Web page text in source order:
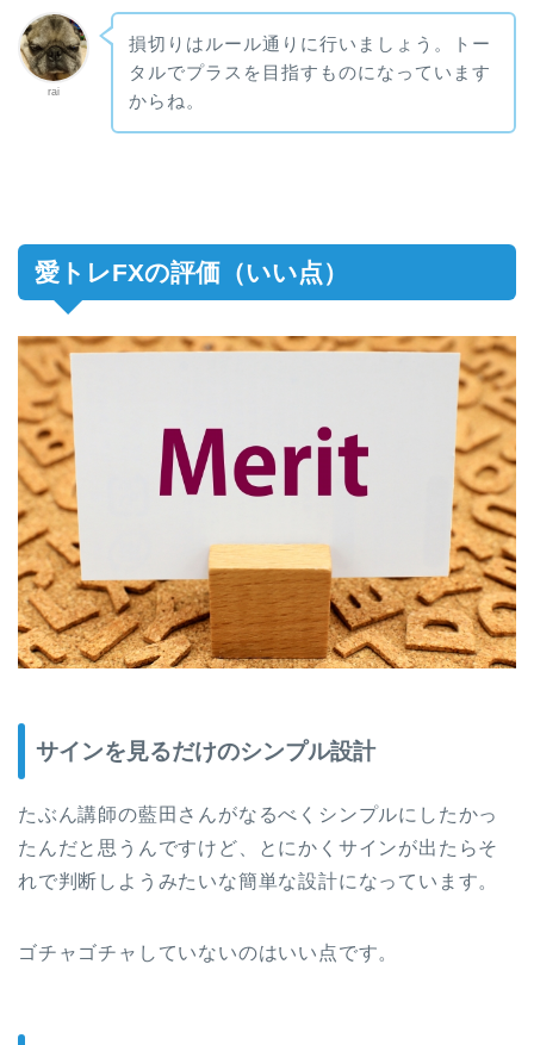
rai
損切りはルール通りに行いましょう。トー
タルでプラスを目指すものになっています
からね。
愛トレFXの評価（いい点）
サインを見るだけのシンプル設計
たぶん講師の藍田さんがなるべくシンプルにしたかっ
たんだと思うんですけど、とにかくサインが出たらそ
れで判断しようみたいな簡単な設計になっています。
ゴチャゴチャしていないのはいい点です。